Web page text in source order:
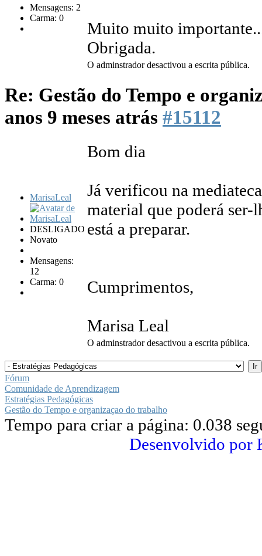
Mensagens: 2
Carma: 0
Muito muito
Obrigada.
O adminstrador desactivou a escrita pública.
Re: Gestão do Tempo e
anos 9 meses atrás #15112
MarisaLeal
DESLIGADO
Novato
Mensagens:
12
Carma: 0
Bom dia
Já verificou na
material que poderá
está a preparar.
Cumprimentos,
Marisa Leal
O adminstrador desactivou a escrita pública.
Fórum
Comunidade de Aprendizagem
Estratégias Pedagógicas
Gestão do Tempo e organizaçao do trabalho
Tempo para criar a página: 0.038
Desenvolvido por